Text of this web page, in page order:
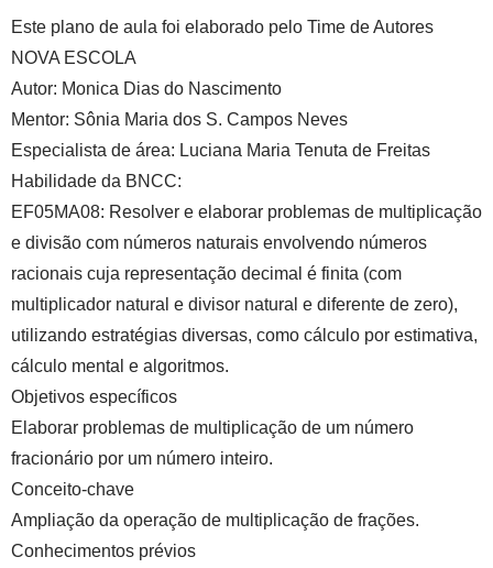
Este plano de aula foi elaborado pelo Time de Autores
NOVA ESCOLA
Autor: Monica Dias do Nascimento
Mentor: Sônia Maria dos S. Campos Neves
Especialista de área: Luciana Maria Tenuta de Freitas
Habilidade da BNCC:
EF05MA08: Resolver e elaborar problemas de multiplicação
e divisão com números naturais envolvendo números
racionais cuja representação decimal é finita (com
multiplicador natural e divisor natural e diferente de zero),
utilizando estratégias diversas, como cálculo por estimativa,
cálculo mental e algoritmos.
Objetivos específicos
Elaborar problemas de multiplicação de um número
fracionário por um número inteiro.
Conceito-chave
Ampliação da operação de multiplicação de frações.
Conhecimentos prévios